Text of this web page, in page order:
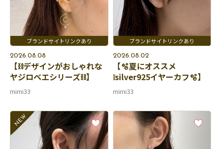
2026.08.08
【⛓️デザインがおしゃれな
ヤジロベエシリーズ⛓️】
mimi33
2026.08.02
【🫧夏にオススメ
❕silver925イヤーカフ🫧】
mimi33